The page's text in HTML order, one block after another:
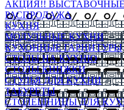
АКЦИЯ!!
РАСПРОДАЖА
КУХНЯ
МОДУЛЬНЫЕ КУХНИ
КУХОННЫЕ ГАРНИТУРЫ
СТОЛЫ НА КУХНЮ
СТОЛЫ КНИЖКИ
СТУЛЬЯ ДЛЯ КУХНИ
ТАБУРЕТЫ
СТОЛЕШНИЦЫ ДЛЯ